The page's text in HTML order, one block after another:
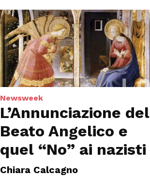
Newsweek
L’Annunciazione del
Beato Angelico e
quel “No” ai nazisti
Chiara Calcagno